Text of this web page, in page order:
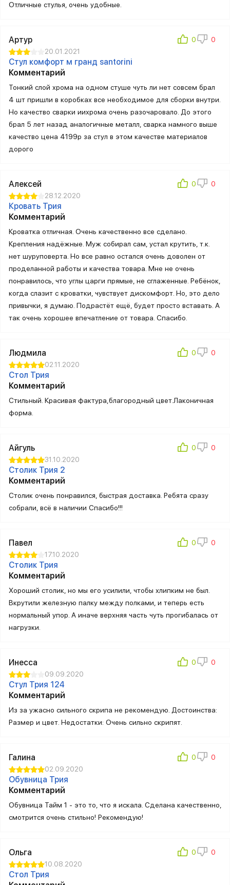
Отличные стулья, очень удобные.
Артур
20.01.2021
Стул комфорт м гранд santorini
Комментарий
Тонкий слой хрома на одном стуше чуть ли нет совсем брал
4 шт пришли в коробках все необходимое для сборки внутри.
Но качество сварки иихрома очень разочаровало. До этого
брал 5 лет назад аналогичные металл, сварка намного выше
качество цена 4199р за стул в этом качестве материалов
дорого
Алексей
28.12.2020
Кровать Трия
Комментарий
Кроватка отличная. Очень качественно все сделано.
Крепления надёжные. Муж собирал сам, устал крутить, т.к.
нет шуруповерта. Но все равно остался очень доволен от
проделанной работы и качества товара. Мне не очень
понравилось, что углы царги прямые, не сглаженные. Ребёнок,
когда слазит с кроватки, чувствует дискомфорт. Но, это дело
привычки, я думаю. Подрастёт ещё, будет просто вставать. А
так очень хорошее впечатление от товара. Спасибо.
Людмила
02.11.2020
Стол Трия
Комментарий
Стильный. Красивая фактура,благородный цвет.Лаконичная
форма.
Айгуль
31.10.2020
Столик Трия 2
Комментарий
Столик очень понравился, быстрая доставка. Ребята сразу
собрали, всё в наличии Спасибо!!!
Павел
17.10.2020
Столик Трия
Комментарий
Хороший столик, но мы его усилили, чтобы хлипким не был.
Вкрутили железную палку между полками, и теперь есть
нормальный упор. А иначе верхняя часть чуть прогибалась от
нагрузки.
Инесса
09.09.2020
Стул Трия 124
Комментарий
Из за ужасно сильного скрипа не рекомендую. Достоинства:
Размер и цвет. Недостатки: Очень сильно скрипят.
Галина
02.09.2020
Обувница Трия
Комментарий
Обувница Тайм 1 - это то, что я искала. Сделана качественно,
смотрится очень стильно! Рекомендую!
Ольга
10.08.2020
Стол Трия